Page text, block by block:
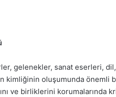
gelenekler, sanat eserleri,
kimliğinin oluşumunda önemli
ve birliklerini korumalarında